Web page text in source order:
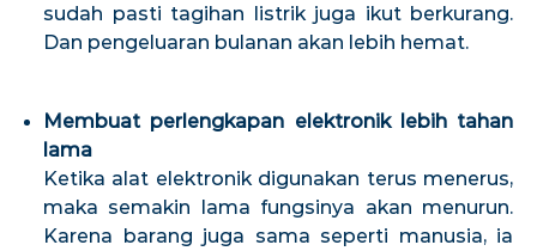
sudah pasti tagihan listrik juga ikut berkurang.
Dan pengeluaran bulanan akan lebih hemat.
Membuat perlengkapan elektronik lebih tahan
lama
Ketika alat elektronik digunakan terus menerus,
maka semakin lama fungsinya akan menurun.
Karena barang juga sama seperti manusia, ia